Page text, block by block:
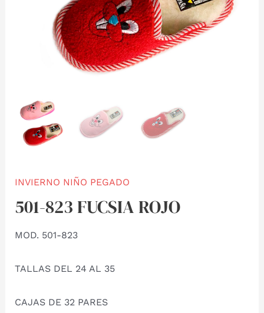
INVIERNO NIÑO PEGADO
501-823 FUCSIA ROJO
MOD. 501-823
TALLAS DEL 24 AL 35
CAJAS DE 32 PARES